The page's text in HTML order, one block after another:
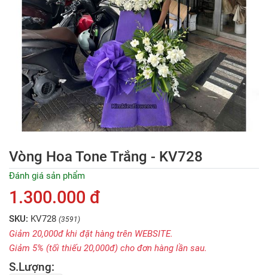
Vòng Hoa Tone Trắng - KV728
Đánh giá sản phẩm
1.300.000 đ
SKU: KV728 (3591)
Giảm 20,000đ khi đặt hàng trên WEBSITE.
Giảm 5% (tối thiếu 20,000đ) cho đơn hàng lần sau.
S.Lượng: